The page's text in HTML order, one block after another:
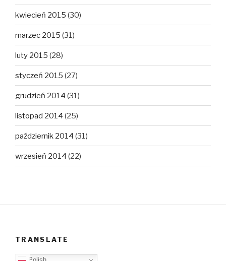
kwiecień 2015 (30)
marzec 2015 (31)
luty 2015 (28)
styczeń 2015 (27)
grudzień 2014 (31)
listopad 2014 (25)
październik 2014 (31)
wrzesień 2014 (22)
TRANSLATE
Polish